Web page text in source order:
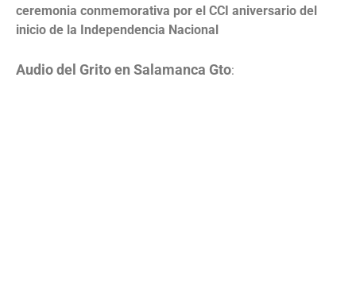
ceremonia conmemorativa por el CCI aniversario del
inicio de la Independencia Nacional
Audio del Grito en Salamanca Gto: